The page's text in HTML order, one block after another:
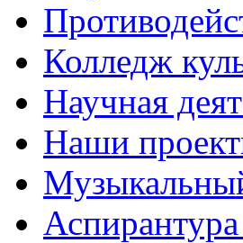
Колледж
Научная
Наши